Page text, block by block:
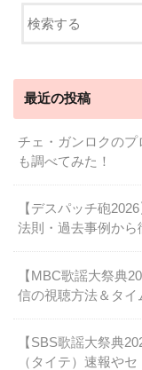
最近の投稿
チェ・ガンロクの
も調べてみた！
【デスパッチ砲
法則・過去事例から
【MBC歌謡大祭典
信の視聴方法＆タイ
【SBS歌謡大祭典
（タイテ）速報や